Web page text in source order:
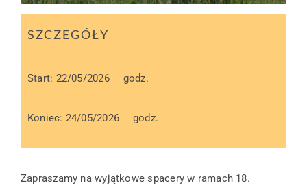
SZCZEGÓŁY
Start: 22/05/2026 godz.
Koniec: 24/05/2026 godz.
Zapraszamy na wyjątkowe spacery w ramach 18.